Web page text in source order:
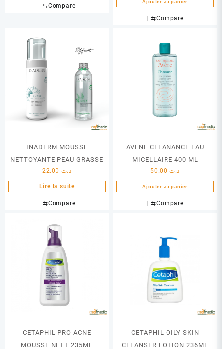
⇆Compare
Ajouter au panier
⇆Compare
INADERM MOUSSE
NETTOYANTE PEAU GRASSE
د.ت
Lire la suite
⇆Compare
AVENE CLEANANCE EAU
MICELLAIRE 400 ML
د.ت
Ajouter au panier
⇆Compare
CETAPHIL PRO ACNE
MOUSSE NETT 235ML
CETAPHIL OILY SKIN
CLEANSER LOTION 236ML